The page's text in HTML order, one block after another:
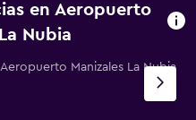
en Aeropuerto
Nubia
Manizales La Nubia